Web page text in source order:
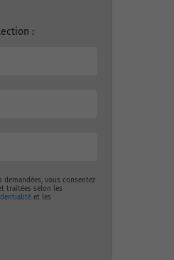
:
demandées, vous consentez
traitées selon les
et les